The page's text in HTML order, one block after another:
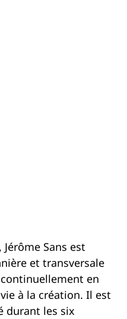
Sans est
et transversale
en
à la création. Il est
durant les six